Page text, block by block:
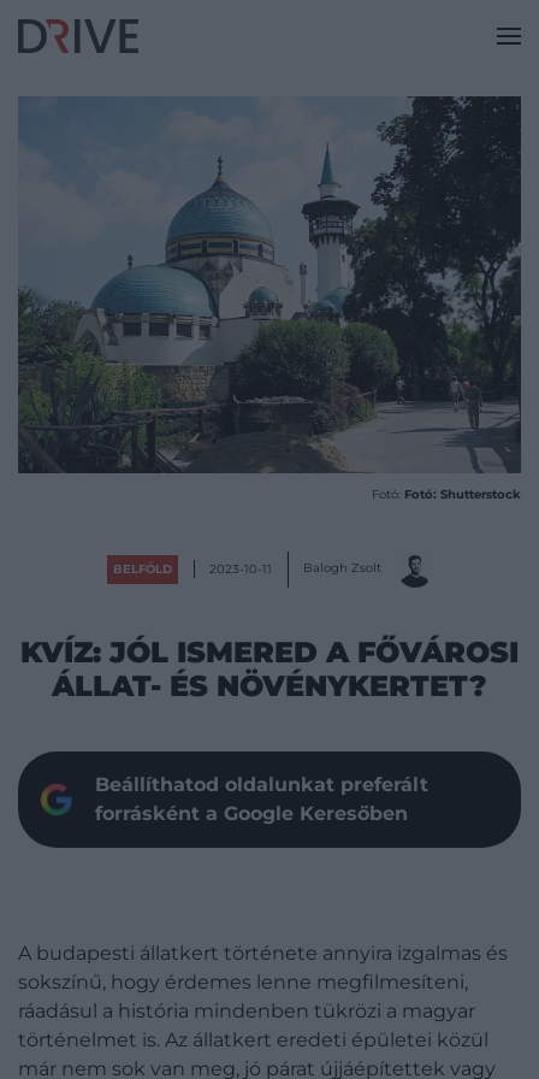
Fotó: Fotó: Shutterstock
BELFÖLD 2023-10-11 Balogh Zsolt
KVÍZ: JÓL ISMERED A FŐVÁROSI
ÁLLAT- ÉS NÖVÉNYKERTET?
Beállíthatod oldalunkat preferált
forrásként a Google Keresőben
A budapesti állatkert története annyira izgalmas és
sokszínű, hogy érdemes lenne megfilmesíteni,
ráadásul a história mindenben tükrözi a magyar
történelmet is. Az állatkert eredeti épületei közül
már nem sok van meg, jó párat újjáépítettek vagy